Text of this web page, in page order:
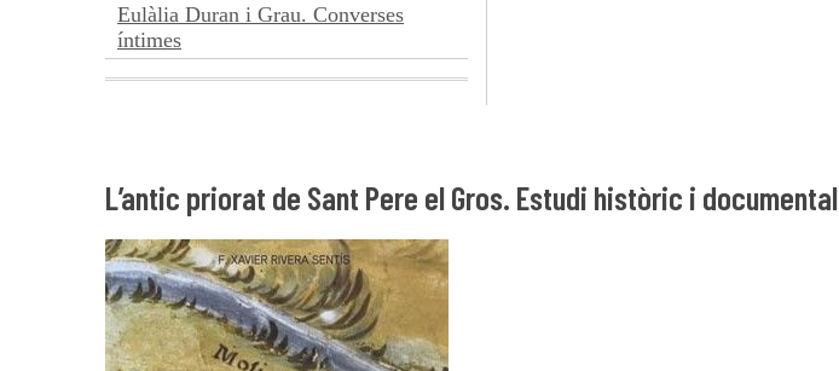
Eulàlia Duran i Grau. Converses
íntimes
L’antic priorat de Sant Pere el Gros. Estudi històric i documental